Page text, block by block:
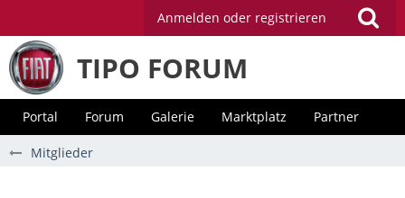
Anmelden oder registrieren
TIPO FORUM
Portal Forum Galerie Marktplatz Partner
Mitglieder